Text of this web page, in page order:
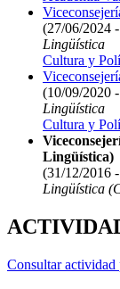
(27/06/2024
Lingüística
Cultura y
(10/09/2020
Lingüística
Cultura y
Lingüística)
(31/12/2016
Lingüística
Consultar actividad